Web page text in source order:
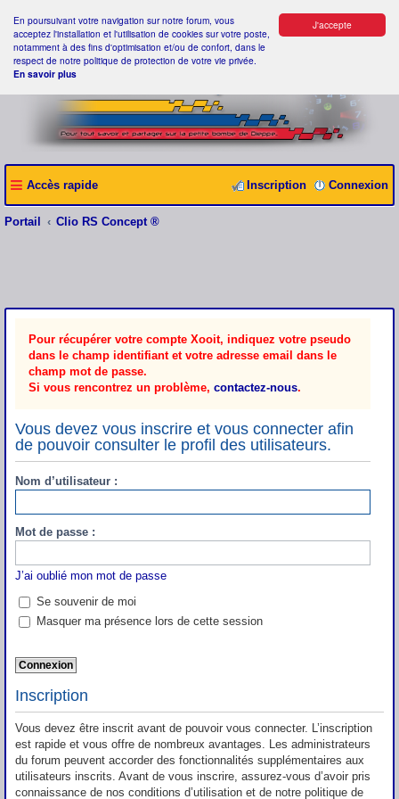
J'accepte
En poursuivant votre navigation sur notre forum, vous
acceptez l'installation et l'utilisation de cookies sur votre poste,
notamment à des fins d'optimisation et/ou de confort, dans le
respect de notre politique de protection de votre vie privée.
En savoir plus
Accès rapide Connexion
Inscription
Portail Clio RS Concept ®
Pour récupérer votre compte Xooit, indiquez votre pseudo
dans le champ identifiant et votre adresse email dans le
champ mot de passe.
Si vous rencontrez un problème, contactez-nous.
Vous devez vous inscrire et vous connecter afin
de pouvoir consulter le profil des utilisateurs.
Nom d’utilisateur :
Mot de passe :
J’ai oublié mon mot de passe
Se souvenir de moi
Masquer ma présence lors de cette session
Inscription
Vous devez être inscrit avant de pouvoir vous connecter. L’inscription
est rapide et vous offre de nombreux avantages. Les administrateurs
du forum peuvent accorder des fonctionnalités supplémentaires aux
utilisateurs inscrits. Avant de vous inscrire, assurez-vous d’avoir pris
connaissance de nos conditions d’utilisation et de notre politique de